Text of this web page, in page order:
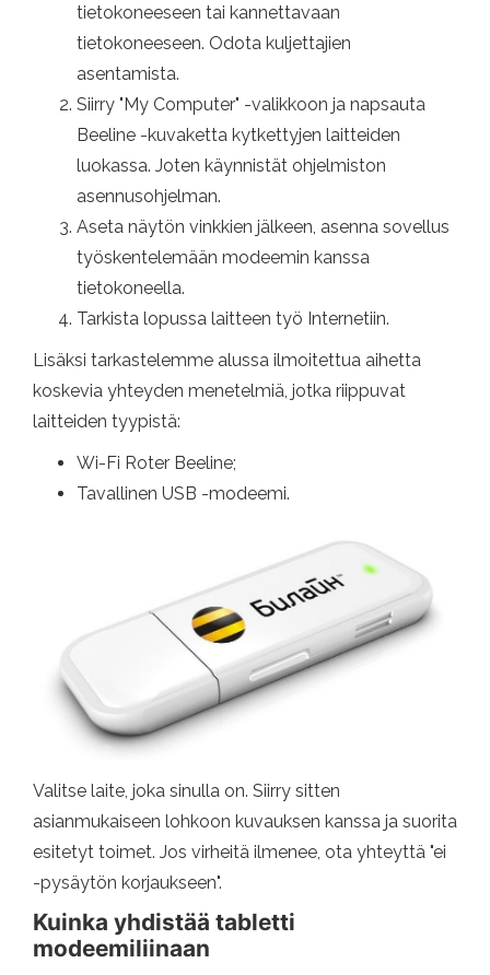
tietokoneeseen tai kannettavaan
tietokoneeseen. Odota kuljettajien
asentamista.
Siirry "My Computer" -valikkoon ja napsauta
Beeline -kuvaketta kytkettyjen laitteiden
luokassa. Joten käynnistät ohjelmiston
asennusohjelman.
Aseta näytön vinkkien jälkeen, asenna sovellus
työskentelemään modeemin kanssa
tietokoneella.
Tarkista lopussa laitteen työ Internetiin.
Lisäksi tarkastelemme alussa ilmoitettua aihetta
koskevia yhteyden menetelmiä, jotka riippuvat
laitteiden tyypistä:
Wi-Fi Roter Beeline;
Tavallinen USB -modeemi.
Valitse laite, joka sinulla on. Siirry sitten
asianmukaiseen lohkoon kuvauksen kanssa ja suorita
esitetyt toimet. Jos virheitä ilmenee, ota yhteyttä "ei
-pysäytön korjaukseen".
Kuinka yhdistää tabletti
modeemiliinaan